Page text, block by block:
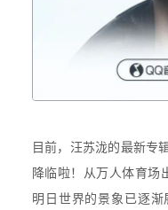
目前，汪苏泷的最新专
降临啦！从万人体育场
明日世界的景象已逐